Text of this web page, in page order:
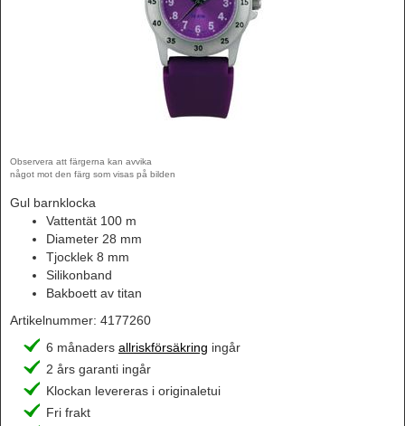
Observera att färgerna kan avvika
något mot den färg som visas på bilden
Gul barnklocka
Vattentät 100 m
Diameter 28 mm
Tjocklek 8 mm
Silikonband
Bakboett av titan
Artikelnummer: 4177260
6 månaders allriskförsäkring ingår
2 års garanti ingår
Klockan levereras i originaletui
Fri frakt